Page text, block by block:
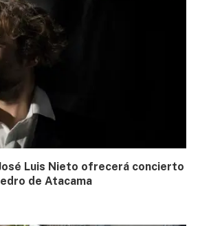
Luis Nieto ofrecerá concierto
de Atacama